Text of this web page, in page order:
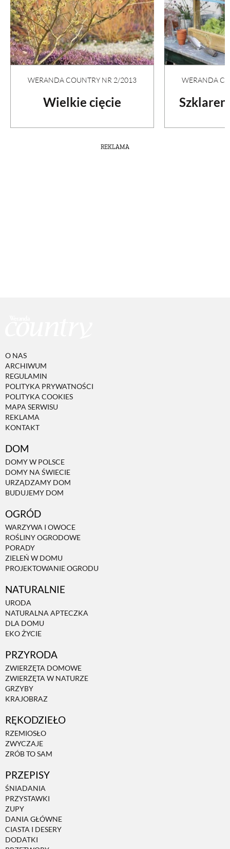
WERANDA COUNTRY NR 2/2013
Wielkie cięcie
WERANDA
REKLAMA
O NAS
ARCHIWUM
REGULAMIN
POLITYKA PRYWATNOŚCI
POLITYKA COOKIES
MAPA SERWISU
REKLAMA
KONTAKT
DOM
DOMY W POLSCE
DOMY NA ŚWIECIE
URZĄDZAMY DOM
BUDUJEMY DOM
OGRÓD
WARZYWA I OWOCE
ROŚLINY OGRODOWE
PORADY
ZIELEŃ W DOMU
PROJEKTOWANIE OGRODU
NATURALNIE
URODA
NATURALNA APTECZKA
DLA DOMU
EKO ŻYCIE
PRZYRODA
ZWIERZĘTA DOMOWE
ZWIERZĘTA W NATURZE
GRZYBY
KRAJOBRAZ
RĘKODZIEŁO
RZEMIOSŁO
ZWYCZAJE
ZRÓB TO SAM
PRZEPISY
ŚNIADANIA
PRZYSTAWKI
ZUPY
DANIA GŁÓWNE
CIASTA I DESERY
DODATKI